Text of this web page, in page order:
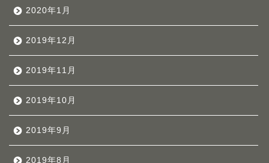
2020年1月
2019年12月
2019年11月
2019年10月
2019年9月
2019年8月